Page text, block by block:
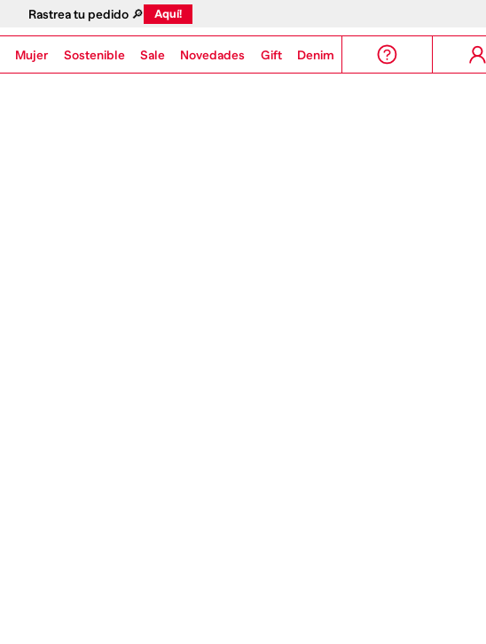
Rastrea tu pedido 🔎 Aquí!
Mujer Sostenible Sale Novedades Gift Denim